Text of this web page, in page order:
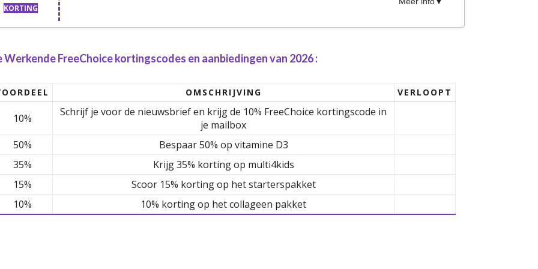
KORTING
Werkende FreeChoice kortingscodes en aanbiedingen van 2026 :
OMSCHRIJVING VERLOOPT
10%
Schrijf je voor de nieuwsbrief en krijg de 10% FreeChoice kortingscode in
je mailbox
50%
Bespaar 50% op vitamine D3
35%
Krijg 35% korting op multi4kids
15%
Scoor 15% korting op het starterspakket
10%
10% korting op het collageen pakket